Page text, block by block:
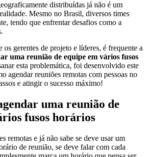
distribuídas já não é um
Mesmo no Brasil, diversos times
tendo que enfrentar desafios como a
os gerentes de projeto e líderes, é frequente a
uma reunião de equipe em vários fusos
esta problemática, foi desenvolvido este
agendar reuniões remotas com pessoas no
e atingir o sucesso máximo!
uma reunião de
fusos horários
remotas e já não sabe se deve usar um
de reunião, se deve falar com cada